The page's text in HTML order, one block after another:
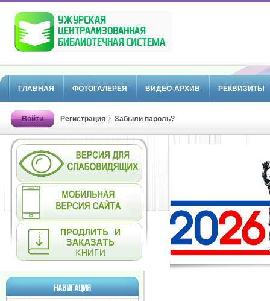
ГЛАВНАЯ ФОТОГАЛЕРЕЯ ВИДЕО-АРХИВ РЕКВИЗИТЫ
Войти Регистрация Забыли пароль?
НАВИГАЦИЯ